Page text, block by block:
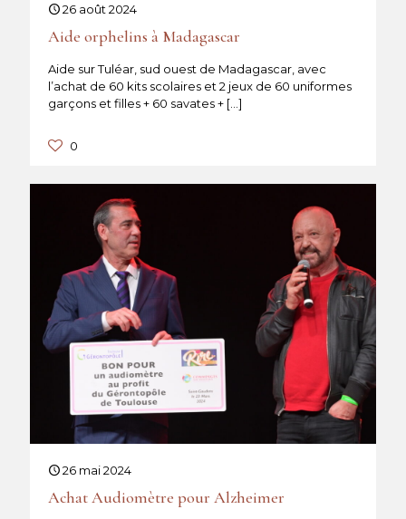
26 août 2024
Aide orphelins à Madagascar
Aide sur Tuléar, sud ouest de Madagascar, avec
l’achat de 60 kits scolaires et 2 jeux de 60 uniformes
garçons et filles + 60 savates + […]
0
26 mai 2024
Achat Audiomètre pour Alzheimer